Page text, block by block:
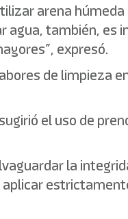
arena
también,
expresó.
de limpieza
el uso de
la